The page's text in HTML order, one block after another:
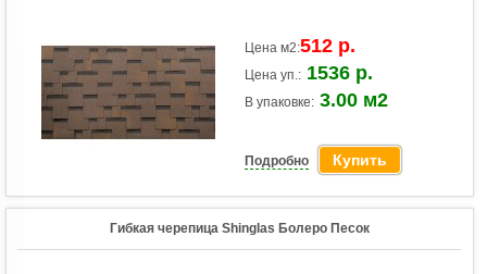
Цена м2:512 р.
Цена уп.: 1536 р.
В упаковке: 3.00 м2
Подробно Купить
Гибкая черепица Shinglas Болеро Песок